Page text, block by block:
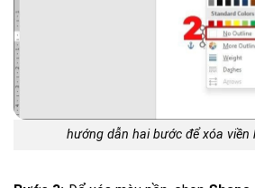
hướng dẫn hai bước để xóa viền